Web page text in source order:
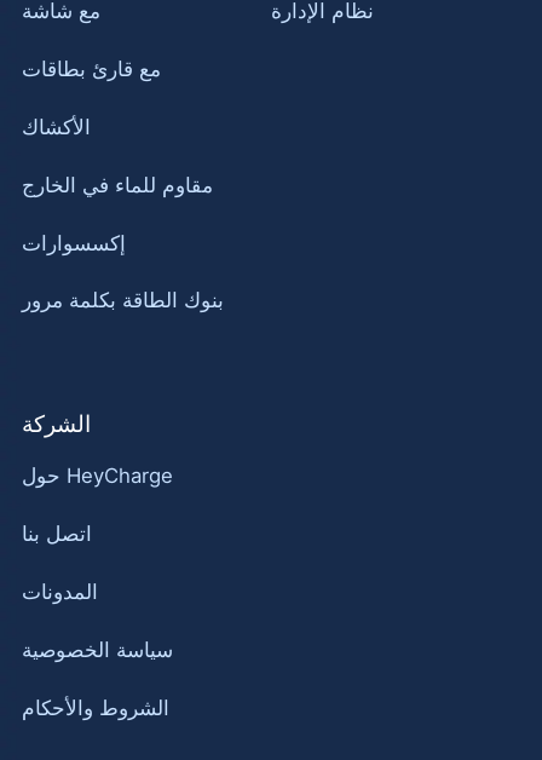
مع شاشة
مع قارئ بطاقات
الأكشاك
مقاوم للماء في الخارج
إكسسوارات
بنوك الطاقة بكلمة مرور
نظام الإدارة
الشركة
حول HeyCharge
اتصل بنا
المدونات
سياسة الخصوصية
الشروط والأحكام